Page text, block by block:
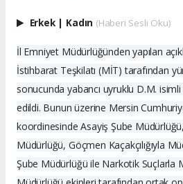
Erkek | Kadın (Haberi Sesli Oku)
İl Emniyet Müdürlüğünden yapılan
İstihbarat Teşkilatı (MİT) tarafından
sonucunda yabancı uyruklu D.M.
edildi. Bunun üzerine Mersin
koordinesinde Asayiş Şube
Müdürlüğü, Göçmen Kaçakçılığıyla
Şube Müdürlüğü ile Narkotik Suçlarla